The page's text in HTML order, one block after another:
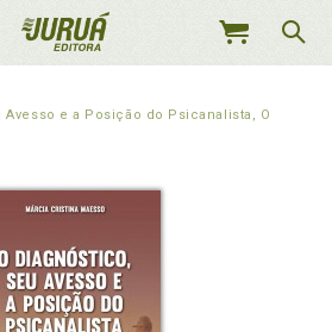
MEU
Avesso e a Posição do Psicanalista, O